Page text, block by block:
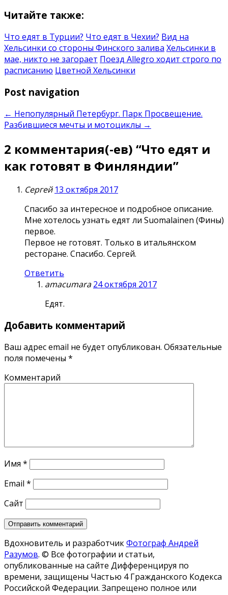
Читайте также:
Что едят в Турции? Что едят в Чехии? Вид на
Хельсинки со стороны Финского залива Хельсинки в
мае, никто не загорает Поезд Allegro ходит строго по
расписанию Цветной Хельсинки
Post navigation
← Непопулярный Петербург. Парк Просвещение.
Разбившиеся мечты и мотоциклы →
2 комментария(-ев) “Что едят и
как готовят в Финляндии”
Сергей 13 октября 2017
Спасибо за интересное и подробное описание.
Мне хотелось узнать едят ли Suomalainen (Фины)
первое.
Первое не готовят. Только в итальянском
ресторане. Спасибо. Сергей.
Ответить
amacumara 24 октября 2017
Едят.
Добавить комментарий
Ваш адрес email не будет опубликован. Обязательные
поля помечены *
Комментарий
Имя *
Email *
Сайт
Вдохновитель и разработчикФотограф Андрей
Разумов. © Все фотографии и статьи,
опубликованные на сайте Дифференцируя по
времени, защищены Частью 4 Гражданского Кодекса
Российской Федерации. Запрещено полное или